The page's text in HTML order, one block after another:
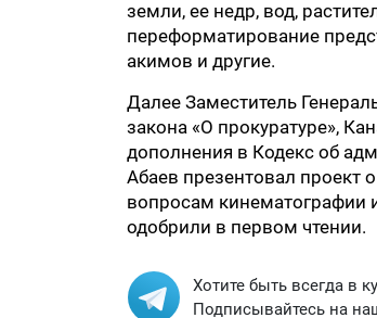
земли, ее недр, вод,
переформатирование
акимов и другие.
Далее Заместитель
закона «О прокуратуре»,
дополнения в Кодекс об
Абаев презентовал проект
вопросам кинематографии
одобрили в первом чтении.
Хотите быть всегда в
Подписывайтесь на